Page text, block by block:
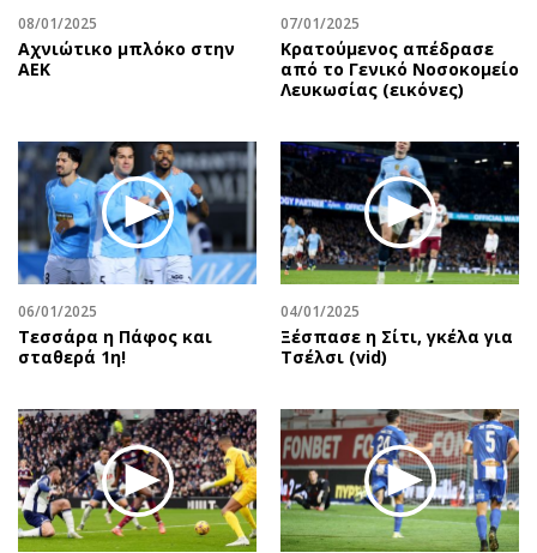
Πολιτισμός
Σινεμά
Εικαστικά
Βιβλίο
Χειρόγραφα
Εκπομπές
Wine routes
Podcasts
Προσφορές
Προσωπικότητες στην ''Κ''
Επιστολές
08/01/2025
Αχνιώτικο μπλόκο στην
ΑΕΚ
07/01/2025
Κρατούμενος απέδρασε
από το Γενικό Νοσοκομείο
Λευκωσίας (εικόνες)
06/01/2025
Τεσσάρα η Πάφος και
σταθερά 1η!
04/01/2025
Ξέσπασε η Σίτι, γκέλα για
Τσέλσι (vid)